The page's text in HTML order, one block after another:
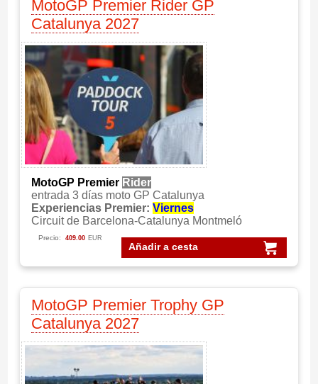
MotoGP Premier Rider GP
Catalunya 2027
MotoGP Premier Rider
entrada 3 días moto GP Catalunya
Experiencias Premier: Viernes
Circuit de Barcelona-Catalunya Montmeló
Añadir a cesta
Precio: 409.00 EUR
MotoGP Premier Trophy GP
Catalunya 2027